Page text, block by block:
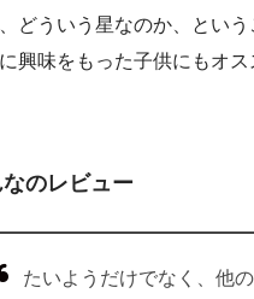
どういう星なのか、とい
興味をもった子供にもオ
のレビュー
たいようだけでなく、他